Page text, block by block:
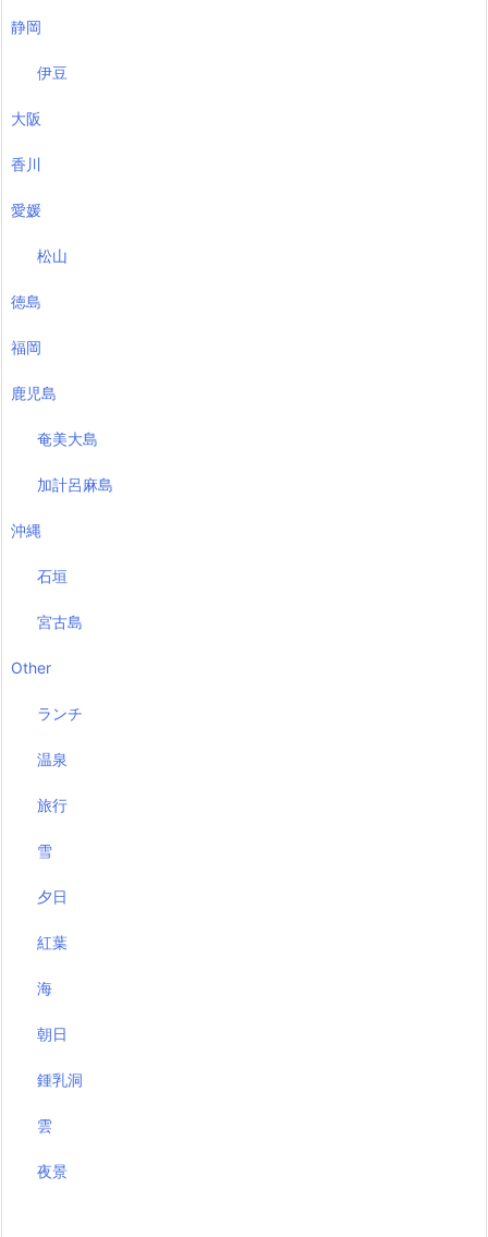
静岡
伊豆
大阪
香川
愛媛
松山
徳島
福岡
鹿児島
奄美大島
加計呂麻島
沖縄
石垣
宮古島
Other
ランチ
温泉
旅行
雪
夕日
紅葉
海
朝日
鍾乳洞
雲
夜景